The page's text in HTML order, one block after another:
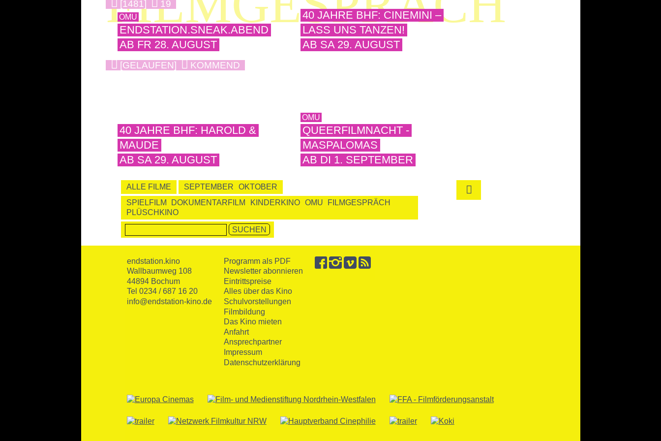
OMU
ENDSTATION.SNEAK.ABEND
AB FR 28. AUGUST
40 JAHRE BHF: CINEMINI –
LASS UNS TANZEN!
AB SA 29. AUGUST
40 JAHRE BHF: HAROLD &
MAUDE
AB SA 29. AUGUST
OMU
QUEERFILMNACHT -
MASPALOMAS
AB DI 1. SEPTEMBER

ALLE FILME SEPTEMBER
OKTOBER
SPIELFILM
DOKUMENTARFILM KINDERKINO OMU
FILMGESPRÄCH
PLÜSCHKINO
endstation.kino
Wallbaumweg 108
44894 Bochum
Tel 0234 / 687 16 20
info@endstation-kino.de
Programm als PDF
Newsletter abonnieren
Eintrittspreise
Alles über das Kino
Schulvorstellungen
Filmbildung
Das Kino mieten
Anfahrt
Ansprechpartner
Impressum
Datenschutzerklärung
[1481] 19
[GELAUFEN] KOMMEND